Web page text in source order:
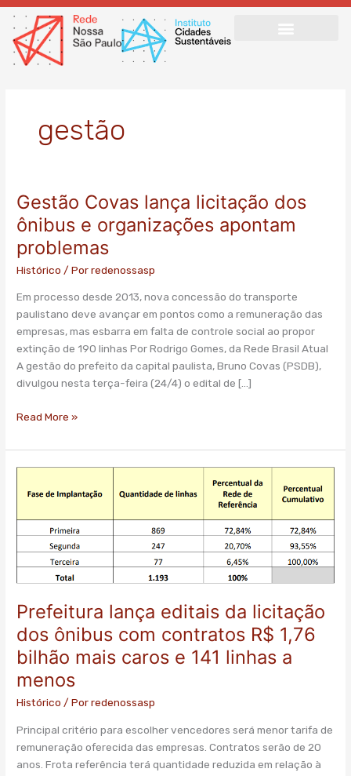
Ir
para
conteúdo
gestão
Gestão Covas lança licitação dos
ônibus e organizações apontam
problemas
Histórico / Porredenossasp
Em processo desde 2013, nova concessão do transporte
paulistano deve avançar em pontos como a remuneração das
empresas, mas esbarra em falta de controle social ao propor
extinção de 190 linhas Por Rodrigo Gomes, da Rede Brasil Atual
A gestão do prefeito da capital paulista, Bruno Covas (PSDB),
divulgou nesta terça-feira (24/4) o edital de […]
Gestão
Covas
lança
licitação
dos
e
organizações
apontam
problemas
Read More »
Prefeitura lança editais da licitação
dos ônibus com contratos R$ 1,76
bilhão mais caros e 141 linhas a
menos
Histórico / Porredenossasp
Principal critério para escolher vencedores será menor tarifa de
remuneração oferecida das empresas. Contratos serão de 20
anos. Frota referência terá quantidade reduzida em relação à
lança
licitação
contratos
R$
1,76
bilhão
mais
caros
141
linhas
a